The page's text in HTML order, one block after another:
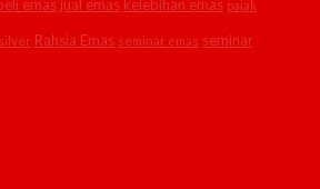
emas jual emas kelebihan emas pajak
Rahsia Emas seminar emas seminar